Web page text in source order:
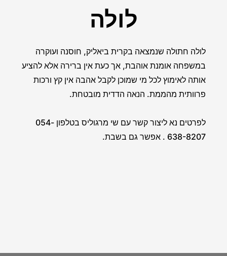
לולה
לולה חתולה שנמצאה בקרית ביאליק, חוסנה ועוקרה
במשפחה אומנת אוהבת, אך כעת אין ברירה אלא להציע
אותה לאימוץ לכל מי שמוכן לקבל אהבה אין קץ ורכות
פרוותית מהממת. הנאה הדדית מובטחת.
לפרטים נא ליצור קשר עם שי מרגוליס בטלפון 054-
638-8207 . אפשר גם בשבת.